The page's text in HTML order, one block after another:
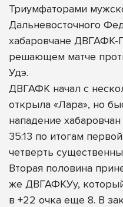
Триумфаторами
Дальневосточного
хабаровчане ДВГАФК-
решающем матче
Удэ.
ДВГАФК начал с
открыла «Лара», но
нападение
35:13 по итогам
четверть
Вторая половина
же ДВГАФКУу,
в +22 очка еще 8. В